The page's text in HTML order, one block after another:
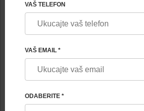
NATALIA CHUMAKOVA
Akušer-ginekolog, reproduktolog, lekar
VAŠ TELEFON
VAŠ EMAIL *
ODABERITE *